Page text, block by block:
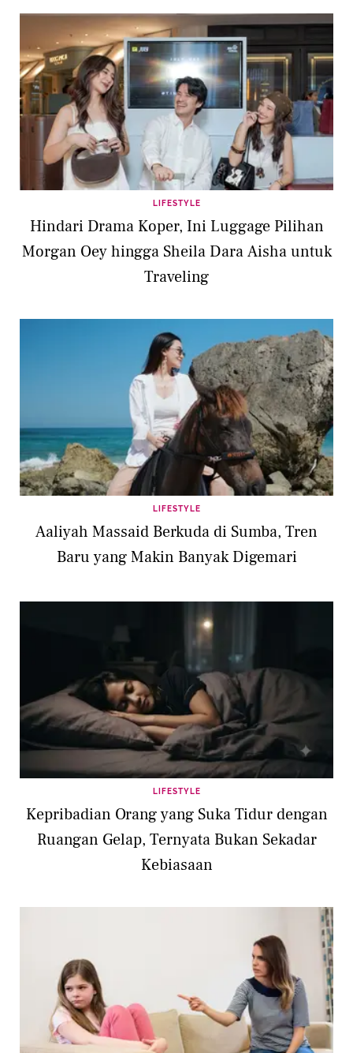
LIFESTYLE
Hindari Drama Koper, Ini Luggage Pilihan
Morgan Oey hingga Sheila Dara Aisha untuk
Traveling
LIFESTYLE
Aaliyah Massaid Berkuda di Sumba, Tren
Baru yang Makin Banyak Digemari
LIFESTYLE
Kepribadian Orang yang Suka Tidur dengan
Ruangan Gelap, Ternyata Bukan Sekadar
Kebiasaan